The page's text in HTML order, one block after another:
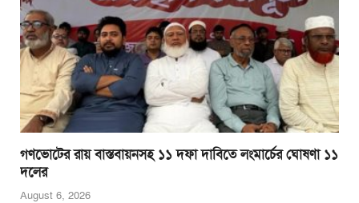
গণভোটের রায় বাস্তবায়নসহ ১১ দফা দাবিতে লংমার্চের ঘোষণা ১১
দলের
August 6, 2026